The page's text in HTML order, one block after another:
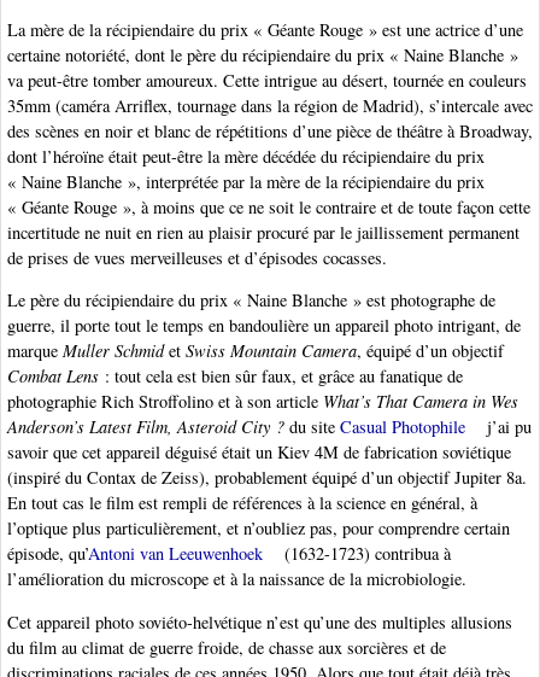
La mère de la récipiendaire du prix « Géante Rouge » est une actrice d’une
certaine notoriété, dont le père du récipiendaire du prix « Naine Blanche »
va peut-être tomber amoureux. Cette intrigue au désert, tournée en couleurs
35mm (caméra Arriflex, tournage dans la région de Madrid), s’intercale avec
des scènes en noir et blanc de répétitions d’une pièce de théâtre à Broadway,
dont l’héroïne était peut-être la mère décédée du récipiendaire du prix
« Naine Blanche », interprétée par la mère de la récipiendaire du prix
« Géante Rouge », à moins que ce ne soit le contraire et de toute façon cette
incertitude ne nuit en rien au plaisir procuré par le jaillissement permanent
de prises de vues merveilleuses et d’épisodes cocasses.
Le père du récipiendaire du prix « Naine Blanche » est photographe de
guerre, il porte tout le temps en bandoulière un appareil photo intrigant, de
marque Muller Schmidet Swiss Mountain Camera, équipé d’un objectif
Combat Lens : tout cela est bien sûr faux, et grâce au fanatique de
photographie Rich Stroffolino et à son article What’s That Camera in Wes
Anderson’s Latest Film, Asteroid City ? du site Casual Photophile
j’ai pu
savoir que cet appareil déguisé était un Kiev 4M de fabrication soviétique
(inspiré du Contax de Zeiss), probablement équipé d’un objectif Jupiter 8a.
En tout cas le film est rempli de références à la science en général, à
l’optique plus particulièrement, et n’oubliez pas, pour comprendre certain
épisode, qu’Antoni van Leeuwenhoek
(1632-1723) contribua à
l’amélioration du microscope et à la naissance de la microbiologie.
Cet appareil photo soviéto-helvétique n’est qu’une des multiples allusions
du film au climat de guerre froide, de chasse aux sorcières et de
discriminations raciales de ces années 1950. Alors que tout était déjà très